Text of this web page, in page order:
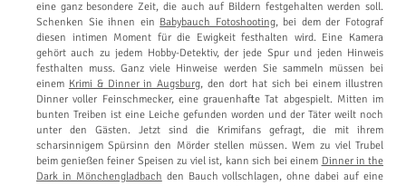
eine ganz besondere Zeit, die auch auf Bildern festgehalten werden soll.
Schenken Sie ihnen ein Babybauch Fotoshooting, bei dem der Fotograf
diesen intimen Moment für die Ewigkeit festhalten wird. Eine Kamera
gehört auch zu jedem Hobby-Detektiv, der jede Spur und jeden Hinweis
festhalten muss. Ganz viele Hinweise werden Sie sammeln müssen bei
einem Krimi & Dinner in Augsburg, den dort hat sich bei einem illustren
Dinner voller Feinschmecker, eine grauenhafte Tat abgespielt. Mitten im
bunten Treiben ist eine Leiche gefunden worden und der Täter weilt noch
unter den Gästen. Jetzt sind die Krimifans gefragt, die mit ihrem
scharsinnigem Spürsinn den Mörder stellen müssen. Wem zu viel Trubel
beim genießen feiner Speisen zu viel ist, kann sich bei einem Dinner in the
Dark in Mönchengladbach den Bauch vollschlagen, ohne dabei auf eine